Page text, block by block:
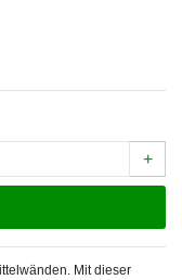
+
Mit dieser